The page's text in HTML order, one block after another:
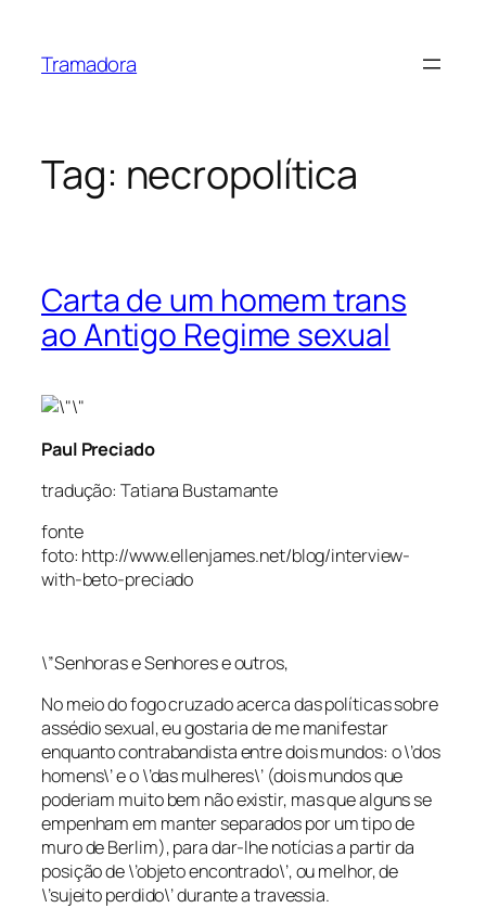
content
Tramadora
Tag: necropolítica
Carta de um homem trans
ao Antigo Regime sexual
Paul Preciado
tradução: Tatiana Bustamante
fonte
foto: http://www.ellenjames.net/blog/interview-
with-beto-preciado
\”Senhoras e Senhores e outros,
No meio do fogo cruzado acerca das políticas sobre
assédio sexual, eu gostaria de me manifestar
enquanto contrabandista entre dois mundos: o \’dos
homens\’ e o \’das mulheres\’ (dois mundos que
poderiam muito bem não existir, mas que alguns se
empenham em manter separados por um tipo de
muro de Berlim), para dar-lhe notícias a partir da
posição de \’objeto encontrado\’, ou melhor, de
\’sujeito perdido\’ durante a travessia.